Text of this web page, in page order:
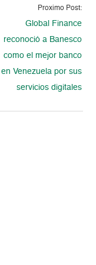
Proximo Post:
Global Finance
reconoció a Banesco
como el mejor banco
en Venezuela por sus
servicios digitales